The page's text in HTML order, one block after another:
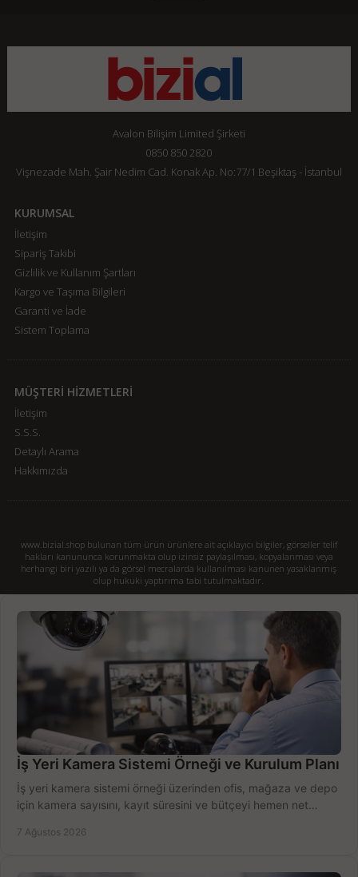
Avalon Bilişim Limited Şirketi
0850 850 2820
Vişnezade Mah. Şair Nedim Cad. Konak Ap. No:77/1 Beşiktaş - İstanbul
KURUMSAL
İletişim
Sipariş Takibi
Gizlilik ve Kullanım Şartları
Kargo ve Taşıma Bilgileri
Garanti ve İade
Sistem Toplama
MÜŞTERİ HİZMETLERİ
İletişim
S.S.S.
Detaylı Arama
Hakkımızda
www.bizial.shop bulunan tüm ürün ürünlere ait açıklayıcı bilgiler, görseller telif
hakları kanununca korunmakta olup izinsiz paylaşılması, kopyalanması veya
herhangi biri yazılı ya da görsel mecralarda kullanılması kanunen yasaklanmış
olup hukuki yaptırıma tabi tutulmaktadır.
İş Yeri Kamera Sistemi Örneği ve Kurulum Planı
İş yeri kamera sistemi örneği üzerinden ofis, mağaza ve depo
için kamera sayısını, kayıt süresini ve bütçeyi hemen net
7 Ağustos 2026